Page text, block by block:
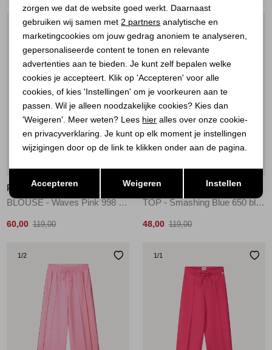
/2
POM AMSTERDAM
BLOUSE - Waves Pink 998 multi colour
60,00 119,00
1/2
POM AMSTERDAM
TOP - Smashing Blue 650 blue
48,00 119,00
1/2 1/1
Analytische cookies
Marketing cookies
zorgen we dat de website goed werkt. Daarnaast
gebruiken wij samen met 2 partners analytische en
marketingcookies om jouw gedrag anoniem te analyseren,
gepersonaliseerde content te tonen en relevante
advertenties aan te bieden. Je kunt zelf bepalen welke
cookies je accepteert. Klik op 'Accepteren' voor alle
cookies, of kies 'Instellingen' om je voorkeuren aan te
passen. Wil je alleen noodzakelijke cookies? Kies dan
'Weigeren'. Meer weten? Lees hier alles over onze cookie-
en privacyverklaring. Je kunt op elk moment je instellingen
wijzigingen door op de link te klikken onder aan de pagina.
Accepteren Weigeren Instellen